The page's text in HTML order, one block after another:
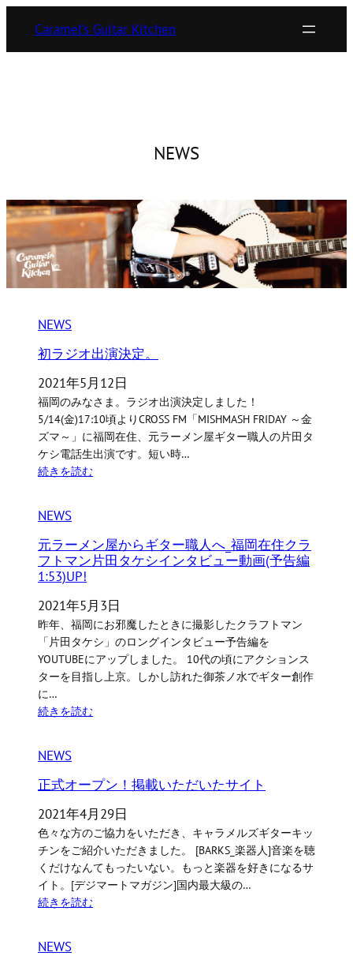
を
Caramel’s Guitar Kitchen
NEWS
NEWS
初ラジオ出演決定。
2021年5月12日
福岡のみなさま。ラジオ出演決定しました！
5/14(金)17:10頃よりCROSS FM「MISHMASH FRIDAY ～金
ズマ～」に福岡在住、元ラーメン屋ギター職人の片田タ
ケシ電話生出演です。短い時…
続きを読む
NEWS
元ラーメン屋からギター職人へ_福岡在住クラ
フトマン片田タケシインタビュー動画(予告編
1:53)UP!
2021年5月3日
昨年、福岡にお邪魔したときに撮影したクラフトマン
「片田タケシ」のロングインタビュー予告編を
YOUTUBEにアップしました。 10代の頃にアクションス
ターを目指し上京。しかし訪れた御茶ノ水でギター創作
に…
続きを読む
NEWS
正式オープン！掲載いただいたサイト
2021年4月29日
色々な方のご協力をいただき、キャラメルズギターキッ
チンをご紹介いただきました。 [BARKS_楽器人]音楽を聴
くだけなんてもったいない。もっと楽器を好きになるサ
イト。[デジマートマガジン]国内最大級の…
続きを読む
NEWS